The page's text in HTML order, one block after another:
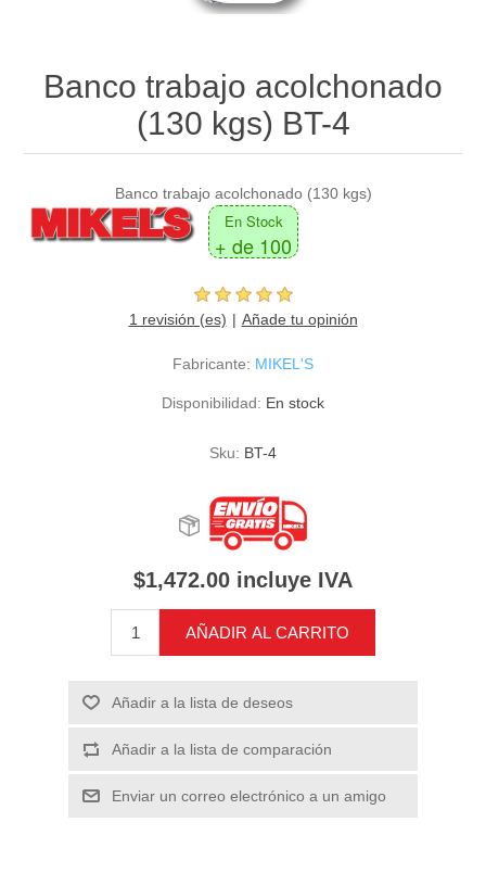
Banco trabajo acolchonado
(130 kgs) BT-4
Banco trabajo acolchonado (130 kgs)
En Stock
+ de 100
1 revisión (es) Añade tu opinión
Fabricante: MIKEL'S
Disponibilidad: En stock
Sku: BT-4
$1,472.00 incluye IVA
AÑADIR AL CARRITO
Añadir a la lista de deseos
Añadir a la lista de comparación
Enviar un correo electrónico a un amigo